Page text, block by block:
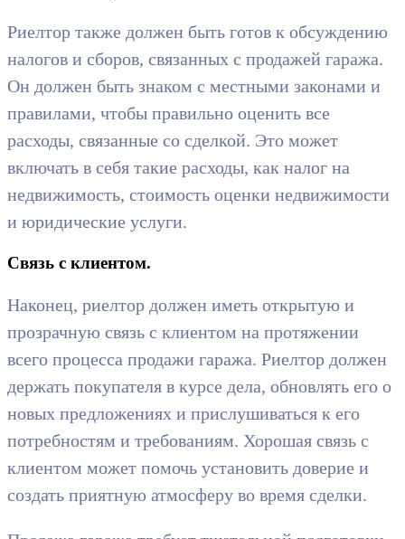
Риелтор также должен быть готов к обсуждению
налогов и сборов, связанных с продажей гаража.
Он должен быть знаком с местными законами и
правилами, чтобы правильно оценить все
расходы, связанные со сделкой. Это может
включать в себя такие расходы, как налог на
недвижимость, стоимость оценки недвижимости
и юридические услуги.
Связь с клиентом.
Наконец, риелтор должен иметь открытую и
прозрачную связь с клиентом на протяжении
всего процесса продажи гаража. Риелтор должен
держать покупателя в курсе дела, обновлять его о
новых предложениях и прислушиваться к его
потребностям и требованиям. Хорошая связь с
клиентом может помочь установить доверие и
создать приятную атмосферу во время сделки.